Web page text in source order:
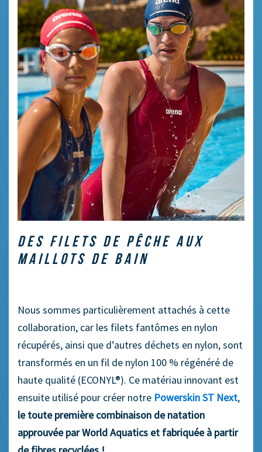
DES FILETS DE PÊCHE AUX
MAILLOTS DE BAIN
Nous sommes particulièrement attachés à cette
collaboration, car les filets fantômes en nylon
récupérés, ainsi que d’autres déchets en nylon, sont
transformés en un fil de nylon 100 % régénéré de
haute qualité (ECONYL®). Ce matériau innovant est
ensuite utilisé pour créer notre Powerskin ST Next,
le toute première combinaison de natation
approuvée par World Aquatics et fabriquée à partir